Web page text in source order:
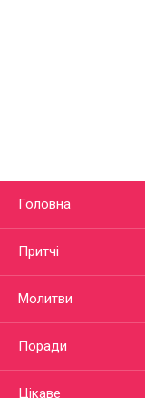
Головна
Притчі
Молитви
Поради
Цікаве